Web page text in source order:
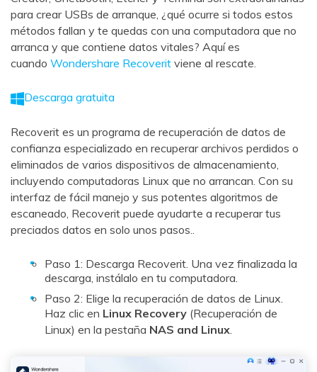
para crear USBs de arranque, ¿qué ocurre si todos estos
métodos fallan y te quedas con una computadora que no
arranca y que contiene datos vitales? Aquí es
cuando Wondershare Recoverit viene al rescate.
Descarga gratuita
Recoverit es un programa de recuperación de datos de
confianza especializado en recuperar archivos perdidos o
eliminados de varios dispositivos de almacenamiento,
incluyendo computadoras Linux que no arrancan. Con su
interfaz de fácil manejo y sus potentes algoritmos de
escaneado, Recoverit puede ayudarte a recuperar tus
preciados datos en solo unos pasos..
Paso 1: Descarga Recoverit. Una vez finalizada la
descarga, instálalo en tu computadora.
Paso 2: Elige la recuperación de datos de Linux.
Haz clic en Linux Recovery (Recuperación de
Linux) en la pestaña NAS and Linux.